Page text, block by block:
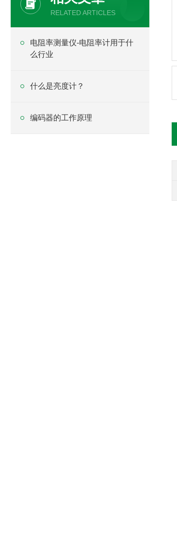
RELATED ARTICLES
电阻率测量仪-电阻率计用于什
么行业
什么是亮度计？
编码器的工作原理